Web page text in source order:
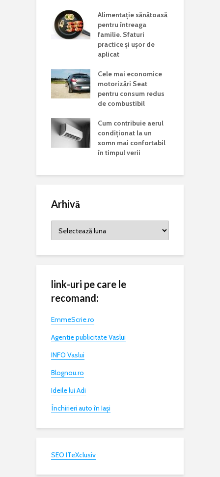
Alimentație sănătoasă
pentru întreaga
familie. Sfaturi
practice și ușor de
aplicat
Cele mai economice
motorizări Seat
pentru consum redus
de combustibil
Cum contribuie aerul
condiționat la un
somn mai confortabil
în timpul verii
Arhivă
link-uri pe care le
recomand:
EmmeScrie.ro
Agentie publicitate Vaslui
INFO Vaslui
Blognou.ro
Ideile lui Adi
Închirieri auto în Iași
SEO ITeXclusiv